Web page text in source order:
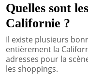
Quelles sont
Californie ?
Il existe plusieurs
entièrement la
adresses pour la
les shoppings.